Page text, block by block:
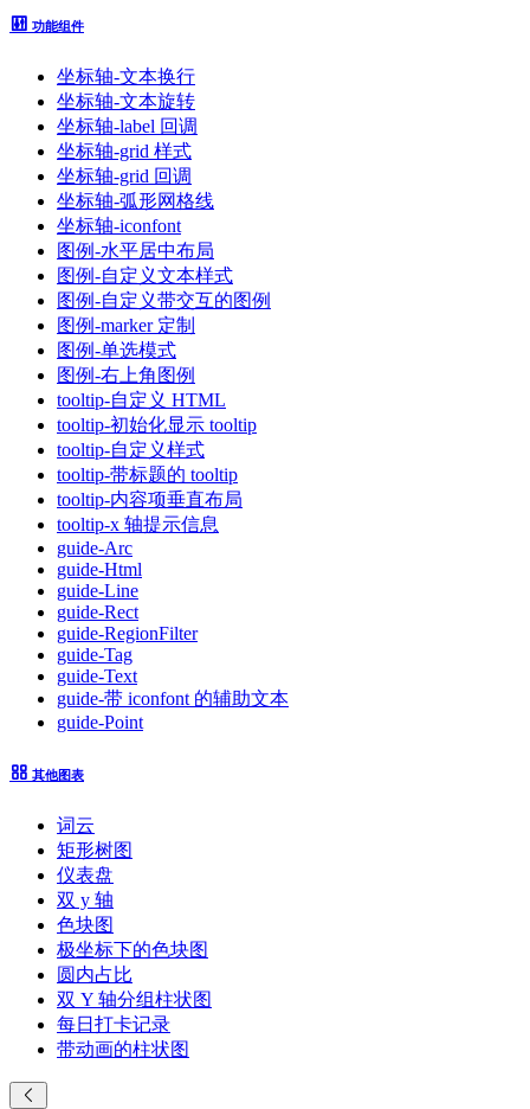
功能组件
坐标轴-文本换行
坐标轴-文本旋转
坐标轴-label 回调
坐标轴-grid 样式
坐标轴-grid 回调
坐标轴-弧形网格线
坐标轴-iconfont
图例-水平居中布局
图例-自定义文本样式
图例-自定义带交互的图例
图例-marker 定制
图例-单选模式
图例-右上角图例
tooltip-自定义 HTML
tooltip-初始化显示 tooltip
tooltip-自定义样式
tooltip-带标题的 tooltip
tooltip-内容项垂直布局
tooltip-x 轴提示信息
guide-Arc
guide-Html
guide-Line
guide-Rect
guide-RegionFilter
guide-Tag
guide-Text
guide-带 iconfont 的辅助文本
guide-Point
其他图表
词云
矩形树图
仪表盘
双 y 轴
色块图
极坐标下的色块图
圆内占比
双 Y 轴分组柱状图
每日打卡记录
带动画的柱状图